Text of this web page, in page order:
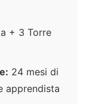
+ 3 Torre
24 mesi di
apprendista